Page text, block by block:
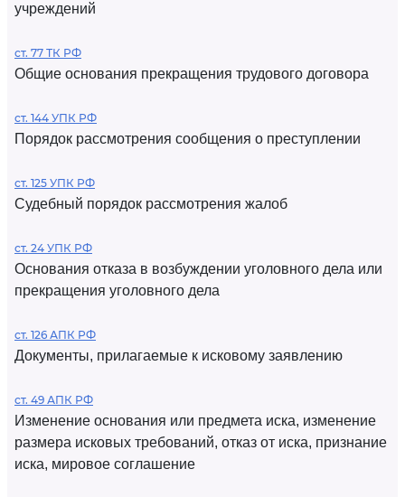
учреждений
ст. 77 ТК РФ
Общие основания прекращения трудового договора
ст. 144 УПК РФ
Порядок рассмотрения сообщения о преступлении
ст. 125 УПК РФ
Судебный порядок рассмотрения жалоб
ст. 24 УПК РФ
Основания отказа в возбуждении уголовного дела или
прекращения уголовного дела
ст. 126 АПК РФ
Документы, прилагаемые к исковому заявлению
ст. 49 АПК РФ
Изменение основания или предмета иска, изменение
размера исковых требований, отказ от иска, признание
иска, мировое соглашение